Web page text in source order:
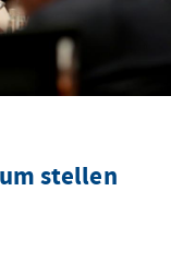
stellen